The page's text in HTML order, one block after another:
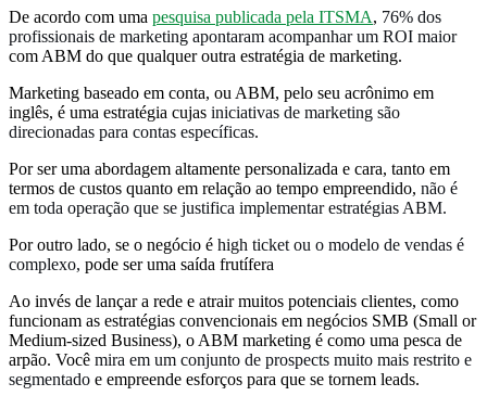
De acordo com uma pesquisa publicada pela ITSMA, 76% dos
profissionais de marketing apontaram acompanhar um ROI maior
com ABM do que qualquer outra estratégia de marketing.
Marketing baseado em conta, ou ABM, pelo seu acrônimo em
inglês, é uma estratégia cujas iniciativas de marketing são
direcionadas para contas específicas.
Por ser uma abordagem altamente personalizada e cara, tanto em
termos de custos quanto em relação ao tempo empreendido, não é
em toda operação que se justifica implementar estratégias ABM.
Por outro lado, se o negócio é high ticket ou o modelo de vendas é
complexo, pode ser uma saída frutífera
Ao invés de lançar a rede e atrair muitos potenciais clientes, como
funcionam as estratégias convencionais em negócios SMB (Small or
Medium-sized Business), o ABM marketing é como uma pesca de
arpão. Você mira em um conjunto de prospects muito mais restrito e
segmentado e empreende esforços para que se tornem leads.